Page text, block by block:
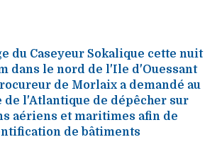
du Caseyeur Sokalique cette nuit
dans le nord de l'Ile d'Ouessant
de Morlaix a demandé au
l'Atlantique de dépêcher sur
aériens et maritimes afin de
de bâtiments